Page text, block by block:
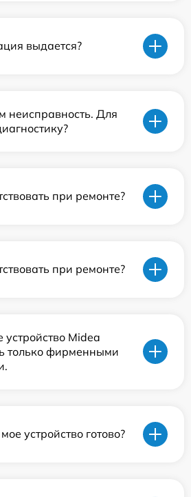
выдается?
неисправность. Для
при ремонте?
при ремонте?
устройство Midea
только фирменными
устройство готово?